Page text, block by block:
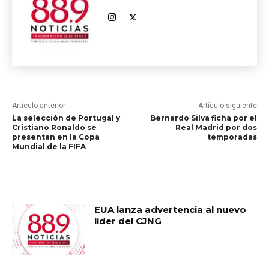
Artículo anterior
La selección de Portugal y
Cristiano Ronaldo se
presentan en la Copa
Mundial de la FIFA
Artículo siguiente
Bernardo Silva ficha por el
Real Madrid por dos
temporadas
EUA lanza advertencia al nuevo
líder del CJNG